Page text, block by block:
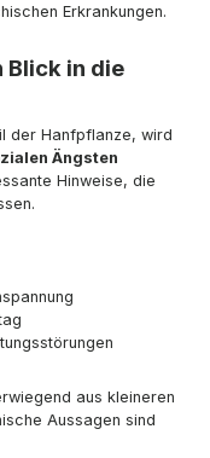
Erkrankungen.
Blick in die
der Hanfpflanze, wird
Ängsten
Hinweise, die
aus kleineren
Aussagen sind